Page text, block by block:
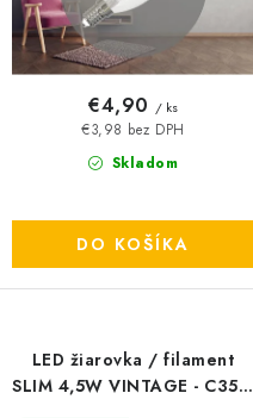
Skladom
€3,98 bez DPH
€4,90 / ks
DO KOŠÍKA
LED žiarovka / filament
SLIM 4,5W VINTAGE - C35 /